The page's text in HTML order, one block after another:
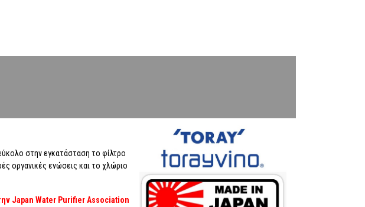
στην εγκατάσταση το φίλτρο
οργανικές ενώσεις και το χλώριο
Japan Water Purifier Association